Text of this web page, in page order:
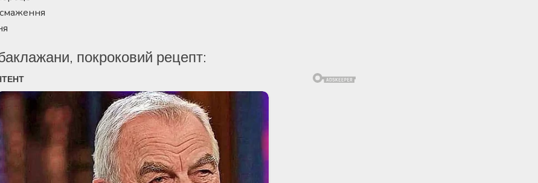
покроковий рецепт: